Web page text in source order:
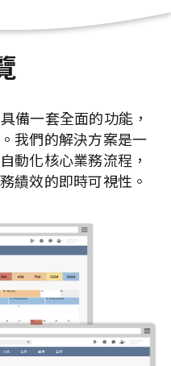
備一套全面的功能，
我們的解決方案是一
動化核心業務流程，
績效的即時可視性。